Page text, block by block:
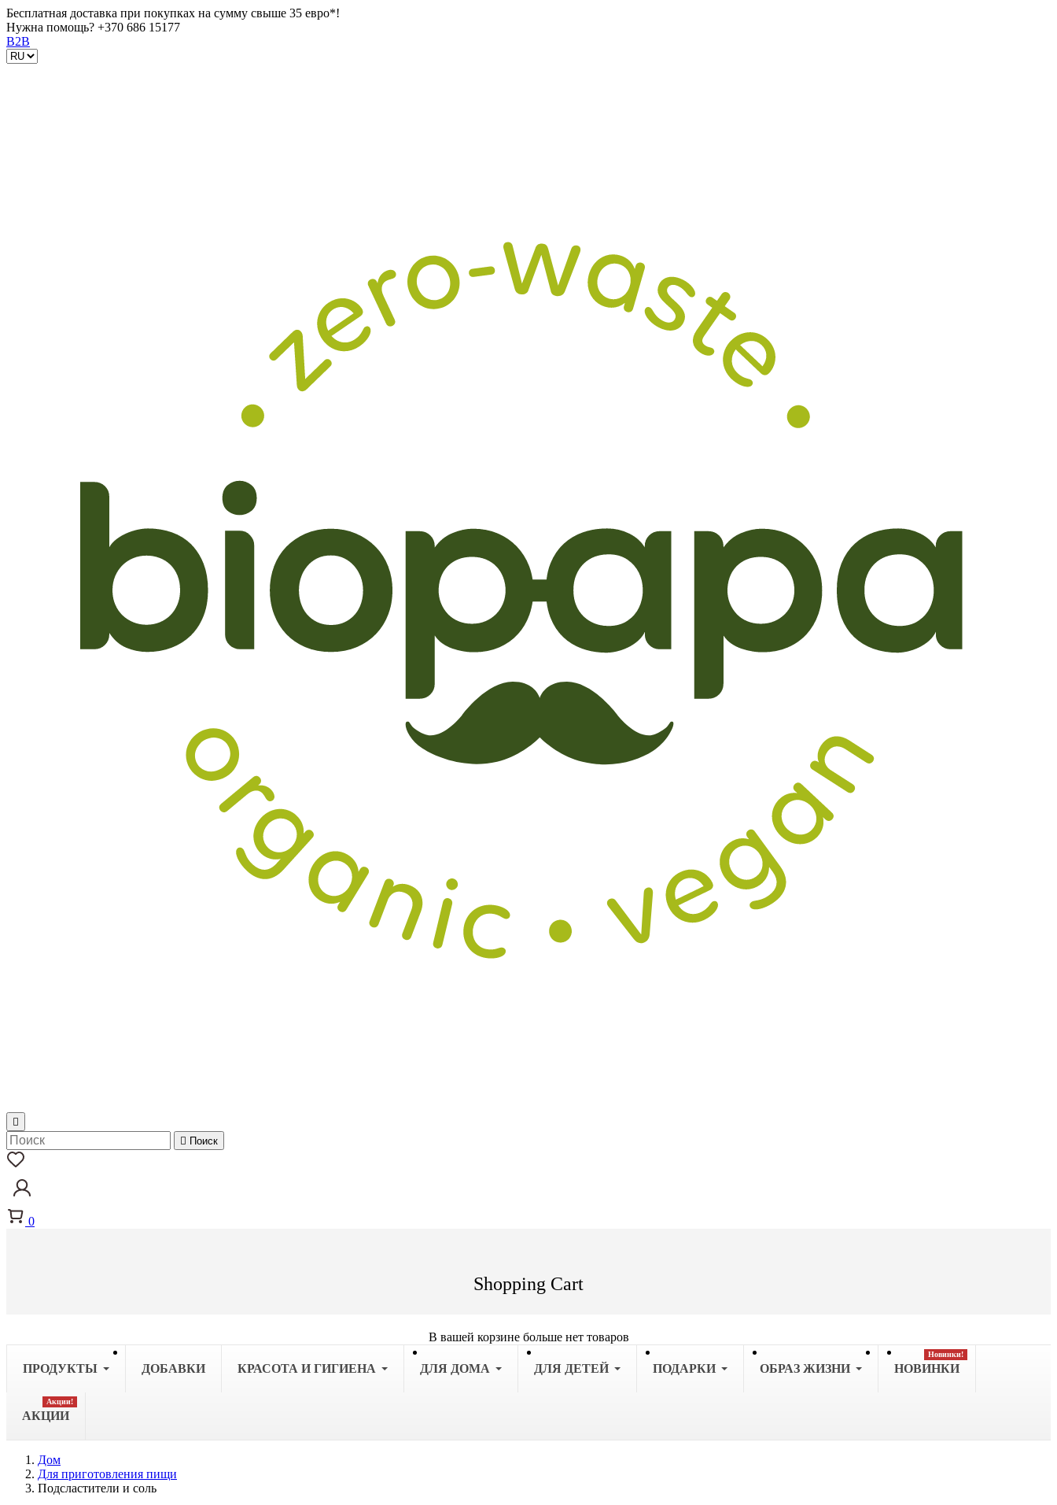
Бесплатная доставка при покупках на сумму свыше 35 евро*!
Нужна помощь? +370 686 15177
B2B

 Поиск
0
Shopping Cart
В вашей корзине больше нет товаров
ПРОДУКТЫ ДОБАВКИ КРАСОТА И ГИГИЕНА ДЛЯ ДОМА ДЛЯ ДЕТЕЙ ПОДАРКИ OБРАЗ ЖИЗНИ НОВИНКИ
Новинки!
АКЦИИ
Акции!
Дом
Для приготовления пищи
Подсластители и соль